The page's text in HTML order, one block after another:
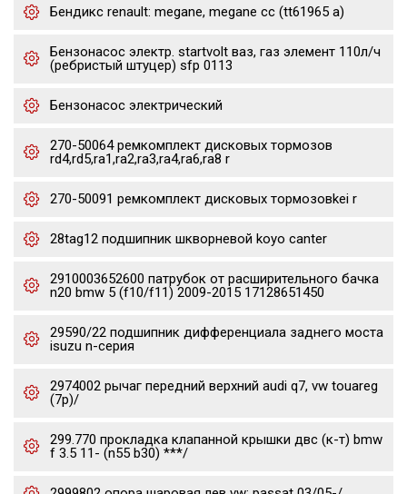
Бендикс renault: megane, megane cc (tt61965 a)
Бензонасос электр. startvolt ваз, газ элемент 110л/ч
(ребристый штуцер) sfp 0113
Бензонасос электрический
270-50064 ремкомплект дисковых тормозов
rd4,rd5,ra1,ra2,ra3,ra4,ra6,ra8 r
270-50091 ремкомплект дисковых тормозовkei r
28tag12 подшипник шкворневой koyo canter
2910003652600 патрубок от расширительного бачка
n20 bmw 5 (f10/f11) 2009-2015 17128651450
29590/22 подшипник дифференциала заднего моста
isuzu n-серия
2974002 рычаг передний верхний audi q7, vw touareg
(7p)/
299.770 прокладка клапанной крышки двс (к-т) bmw
f 3.5 11- (n55 b30) ***/